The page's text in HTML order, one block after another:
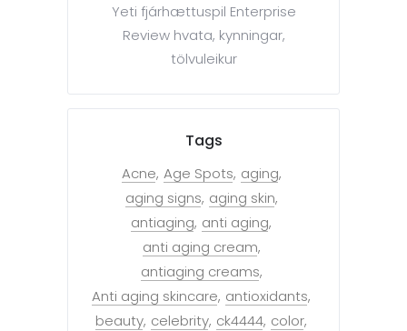
Yeti fjárhættuspil Enterprise
Review hvata, kynningar,
tölvuleikur
Tags
Acne Age Spots aging
aging signs aging skin
antiaging anti aging
anti aging cream
antiaging creams
Anti aging skincare antioxidants
beauty celebrity ck4444 color